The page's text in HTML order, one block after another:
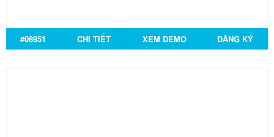
#08951 CHI TIẾT XEM DEMO ĐĂNG KÝ